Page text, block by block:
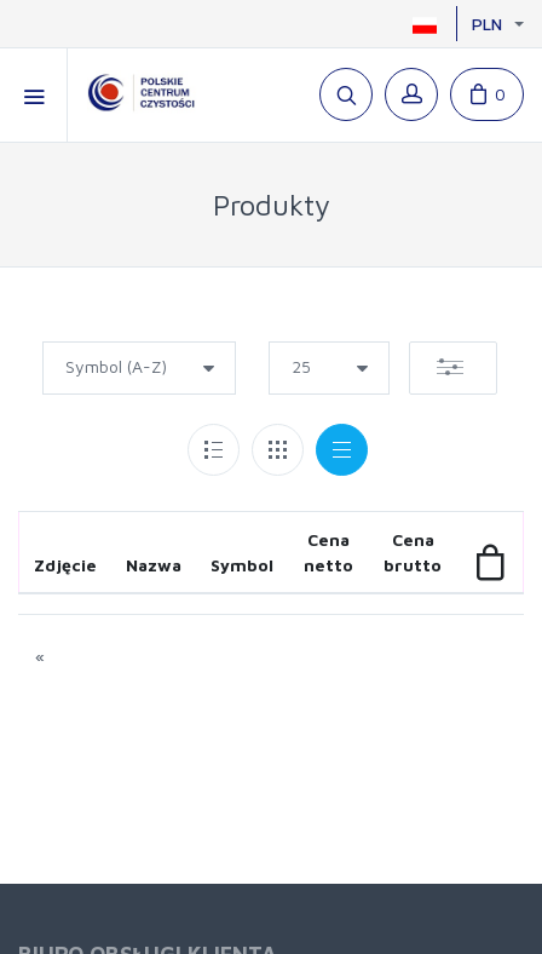
PLN
0
Produkty
Zdjęcie Nazwa Symbol
Cena
netto
Cena
brutto
«